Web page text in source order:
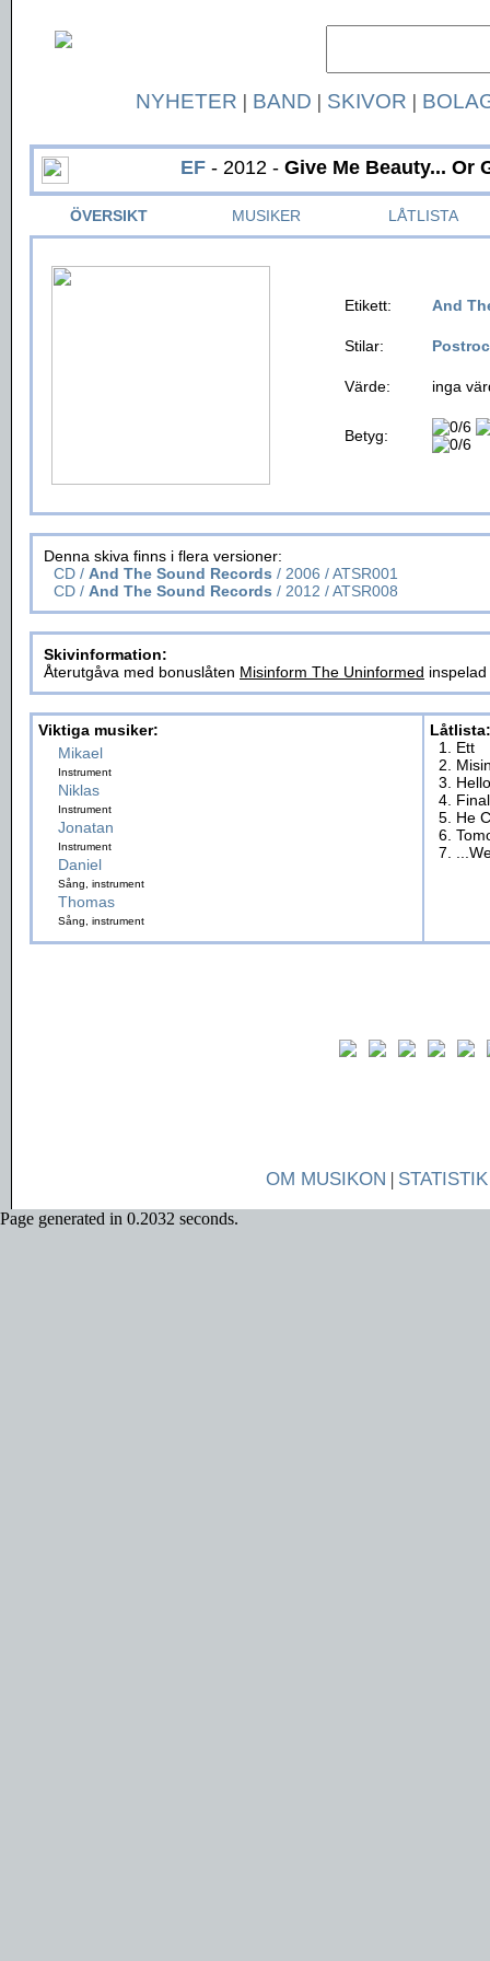
NYHETER | BAND | SKIVOR |
EF- 2012 - Give Me Beauty... Or
ÖVERSIKT MUSIKER LÅTLISTA
Etikett: And
Stilar:
Värde: inga
Betyg:
Denna skiva finns i flera versioner:
CD / And The Sound Records / 2006 / ATSR001
CD / And The Sound Records / 2012 / ATSR008
Skivinformation:
Återutgåva med bonuslåten Misinform The Uninformed
Viktiga musiker:
Mikael
Instrument
Niklas
Instrument
Jonatan
Instrument
Daniel
Sång, instrument
Thomas
Sång, instrument
Låtlista:
1. Ett
2.
3.
4.
5. He
6.
7.
OM MUSIKON | STATISTIK
Page generated in 0.2032 seconds.